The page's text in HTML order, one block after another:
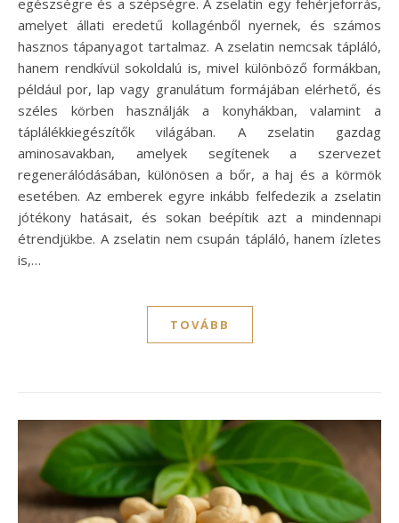
amelyet állati eredetű kollagénből nyernek, és számos
hasznos tápanyagot tartalmaz. A zselatin nemcsak tápláló,
hanem rendkívül sokoldalú is, mivel különböző formákban,
például por, lap vagy granulátum formájában elérhető, és
széles körben használják a konyhákban, valamint a
táplálékkiegészítők világában. A zselatin gazdag
aminosavakban, amelyek segítenek a szervezet
regenerálódásában, különösen a bőr, a haj és a körmök
esetében. Az emberek egyre inkább felfedezik a zselatin
jótékony hatásait, és sokan beépítik azt a mindennapi
étrendjükbe. A zselatin nem csupán tápláló, hanem ízletes
is,…
TOVÁBB